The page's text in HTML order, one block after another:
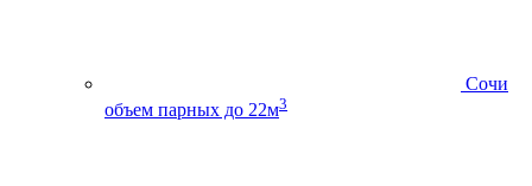
Сочи
объем парных до 22м3